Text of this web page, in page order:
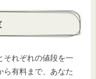
それぞれの値段を一
ら有料まで、あなた